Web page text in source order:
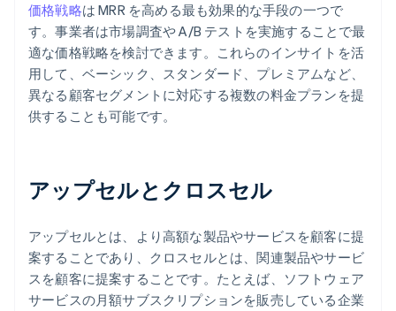
価格戦略は MRR を高める最も効果的な手段の一つで
す。事業者は市場調査や A/B テストを実施することで最
適な価格戦略を検討できます。これらのインサイトを活
用して、ベーシック、スタンダード、プレミアムなど、
異なる顧客セグメントに対応する複数の料金プランを提
供することも可能です。
アップセルとクロスセル
アップセルとは、より高額な製品やサービスを顧客に提
案することであり、クロスセルとは、関連製品やサービ
スを顧客に提案することです。たとえば、ソフトウェア
サービスの月額サブスクリプションを販売している企業